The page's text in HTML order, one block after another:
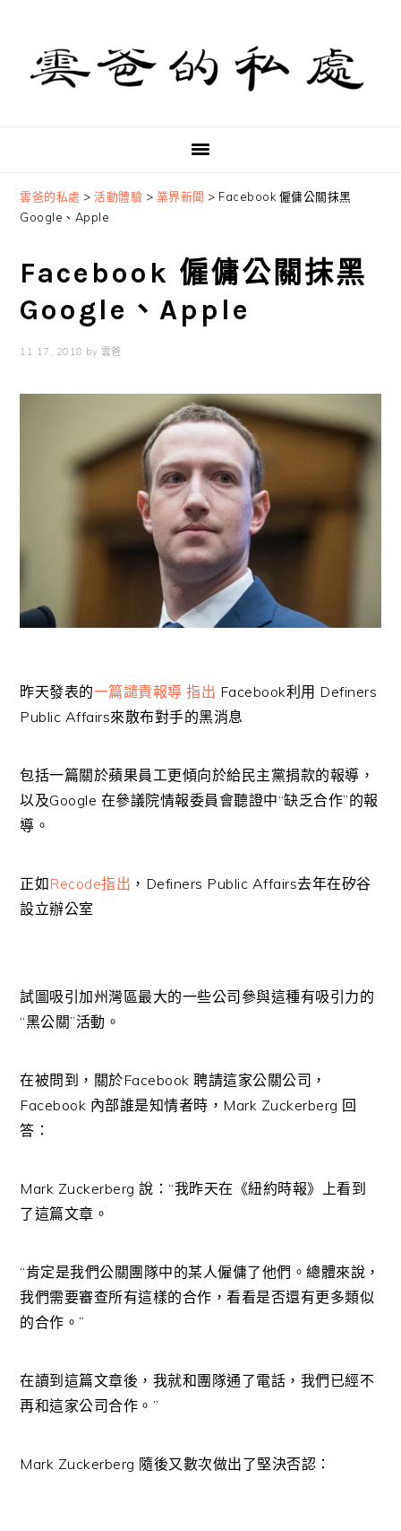
primary
navigation
content
primary
sidebar
雲爸的私處 >活動體驗 > 業界新聞 > Facebook 僱傭公關抹黑
Google、Apple
Facebook 僱傭公關抹黑
Google、Apple
11 17, 2018 by 雲爸
昨天發表的一篇譴責報導 指出 Facebook利用 Definers
Public Affairs來散布對手的黑消息
包括一篇關於蘋果員工更傾向於給民主黨捐款的報導，
以及Google 在參議院情報委員會聽證中“缺乏合作”的報
導。
正如Recode指出 ，Definers Public Affairs去年在矽谷
設立辦公室
試圖吸引加州灣區最大的一些公司參與這種有吸引力的
“黑公關”活動。
在被問到，關於Facebook 聘請這家公關公司，
Facebook 內部誰是知情者時，Mark Zuckerberg 回
答：
Mark Zuckerberg 說：“我昨天在《紐約時報》上看到
了這篇文章。
“肯定是我們公關團隊中的某人僱傭了他們。總體來說，
我們需要審查所有這樣的合作，看看是否還有更多類似
的合作。”
在讀到這篇文章後，我就和團隊通了電話，我們已經不
再和這家公司合作。”
Mark Zuckerberg 隨後又數次做出了堅決否認：